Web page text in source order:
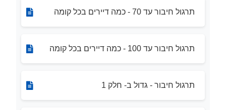
תרגול חיבור עד 70 - כמה דיירים בכל קומה
תרגול חיבור עד 100 - כמה דיירים בכל קומה
תרגול חיבור - גדול ב- חלק 1